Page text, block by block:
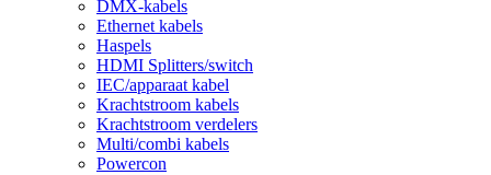
DMX-kabels
Ethernet kabels
Haspels
HDMI Splitters/switch
IEC/apparaat kabel
Krachtstroom kabels
Krachtstroom verdelers
Multi/combi kabels
Powercon